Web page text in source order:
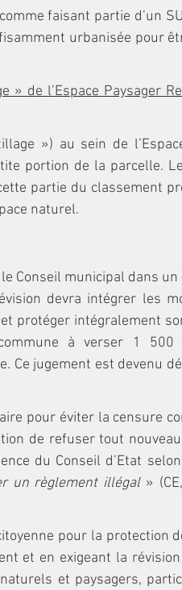
faisant partie d’un
urbanisée pour
de l’Espace Paysager
») au sein de
portion de la parcelle.
partie du classement
naturel.
Conseil municipal dans un
devra intégrer les
protéger intégralement
à verser 1 500
Ce jugement est devenu
pour éviter la censure
de refuser tout
du Conseil d’Etat
un règlement illégal »
pour la protection
et en exigeant la
et paysagers,